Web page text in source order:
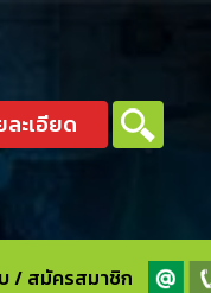
ะเอียด
/ สมัครสมาชิก